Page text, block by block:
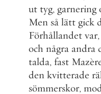
ut tyg, garnering
Men så lätt gick
Förhållandet var,
och några andra
talda, fast
den kvitterade
sömmerskor,